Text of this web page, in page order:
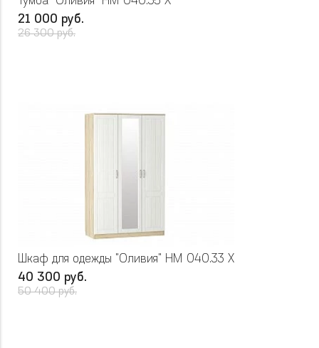
21 000 руб.
26 300 руб.
Шкаф для одежды "Оливия" НМ 040.33 Х
40 300 руб.
50 400 руб.